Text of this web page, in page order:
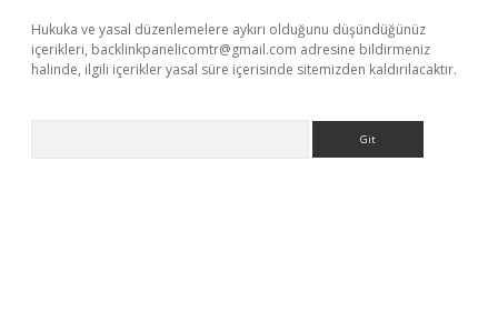
Hukuka ve yasal düzenlemelere aykırı olduğunu düşündüğünüz
içerikleri, backlinkpanelicomtr@gmail.com adresine bildirmeniz
halinde, ilgili içerikler yasal süre içerisinde sitemizden kaldırılacaktır.